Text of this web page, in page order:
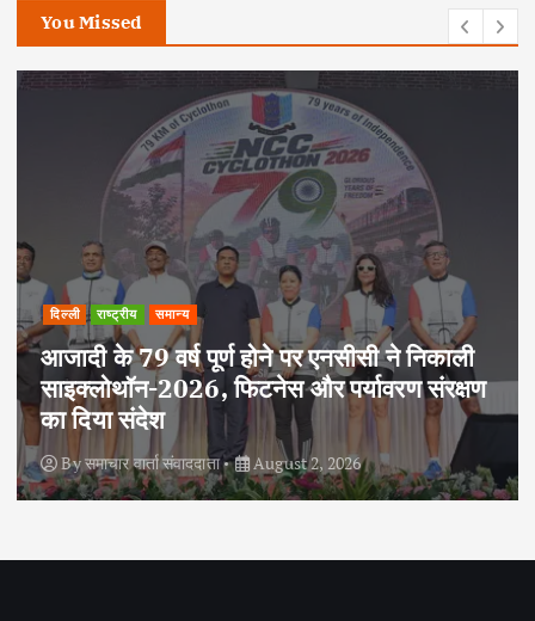
You Missed
दिल्ली राष्ट्रीय
साहित्य समाज और प्रशासन के बीच विश्वास का सेतु
है : आलोक श्रीवास्तव ‘अविरल’
Byसमाचार वार्ता संवाददाता August 2, 2026